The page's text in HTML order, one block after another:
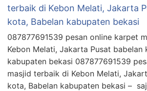
terbaik di Kebon Melati, Jakarta
kota, Babelan kabupaten bekasi
087877691539 pesan online karpet
Kebon Melati, Jakarta Pusat babelan
kabupaten bekasi 087877691539
masjid terbaik di Kebon Melati,
kota, Babelan kabupaten bekasi –